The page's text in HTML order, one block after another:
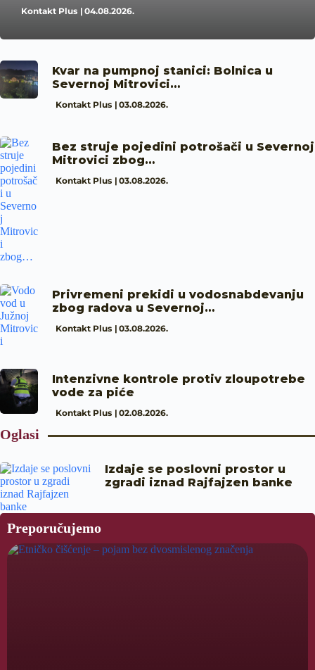
Kontakt Plus 04.08.2026.
Kvar na pumpnoj stanici: Bolnica u
Severnoj Mitrovici…
Kontakt Plus 03.08.2026.
Bez struje pojedini potrošači u Severnoj
Mitrovici zbog…
Kontakt Plus 03.08.2026.
Privremeni prekidi u vodosnabdevanju
zbog radova u Severnoj…
Kontakt Plus 03.08.2026.
Intenzivne kontrole protiv zloupotrebe
vode za piće
Kontakt Plus 02.08.2026.
Oglasi
Izdaje se poslovni prostor u
zgradi iznad Rajfajzen banke
Preporučujemo